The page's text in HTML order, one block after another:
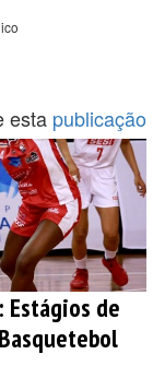
esta publicação
Estágios de